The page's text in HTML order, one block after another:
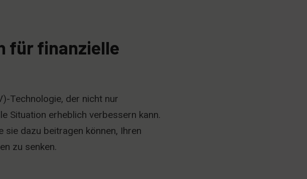
für finanzielle
Technologie, der nicht nur
Situation erheblich verbessern kann.
sie dazu beitragen können, Ihren
zu senken.